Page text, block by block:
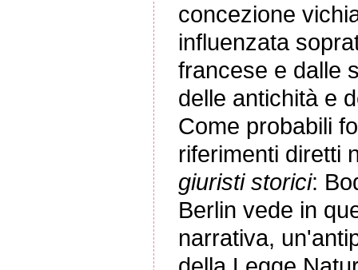
concezione
influenzata
francese e dalle
delle antichità e
Come probabili
riferimenti diretti
giuristi storici:
Berlin vede in
narrativa,